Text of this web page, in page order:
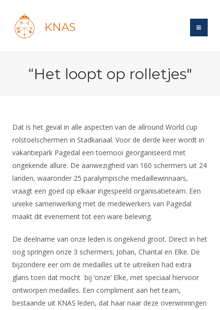
KNAS
Login
Polls
Forums
Maandelijks archief
Evenement
Gebruiksvoorwaarden
Handleiding
Historie
Bond
Lidmaatschap
Tarieven
Reglementen
Ledencijfers
Sponsors en Partners
Commissies
Ereleden
Leden van Verdiensten
Introductie
Recreatiesport
Veteranen
Lichtzwaardschermen
Wedstrijdsport
Ranglijsten
Inschrijven
Reglementen
Materiaal
Schermpaspoort
Wat is topsport
Nieuws
NK's
Oranje
DBT
FBT
SBT
Talentontwikkeling
Atletencommissie
Informatie
Voor de jeugd
Spreekbeurtpakket
Ouders en vereniging
Jeugdkampen
Brassardsysteem
Voor coaches en leraren
Nieuws
Nationale opleidingen
Forums
Forums
Schermforum
Zoek Vereniging
Contact
“Het loopt op rolletjes"
Dat is het geval in alle aspecten van de allround World cup
rolstoelschermen in Stadkanaal. Voor de derde keer wordt in
vakantiepark Pagedal een toernooi georganiseerd met
ongekende allure. De aanwezigheid van 160 schermers uit 24
landen, waaronder 25 paralympische medaillewinnaars,
vraagt een goed op elkaar ingespeeld organisatieteam. Een
unieke samenwerking met de medewerkers van Pagedal
maakt dit evenement tot een ware beleving.
De deelname van onze leden is ongekend groot. Direct in het
oog springen onze 3 schermers; Johan, Chantal en Elke. De
bijzondere eer om de medailles uit te uitreiken had extra
glans toen dat mocht bij ‘onze’ Elke, met speciaal hiervoor
ontworpen medailles. Een compliment aan het team,
bestaande uit KNAS leden, dat haar naar deze overwinningen